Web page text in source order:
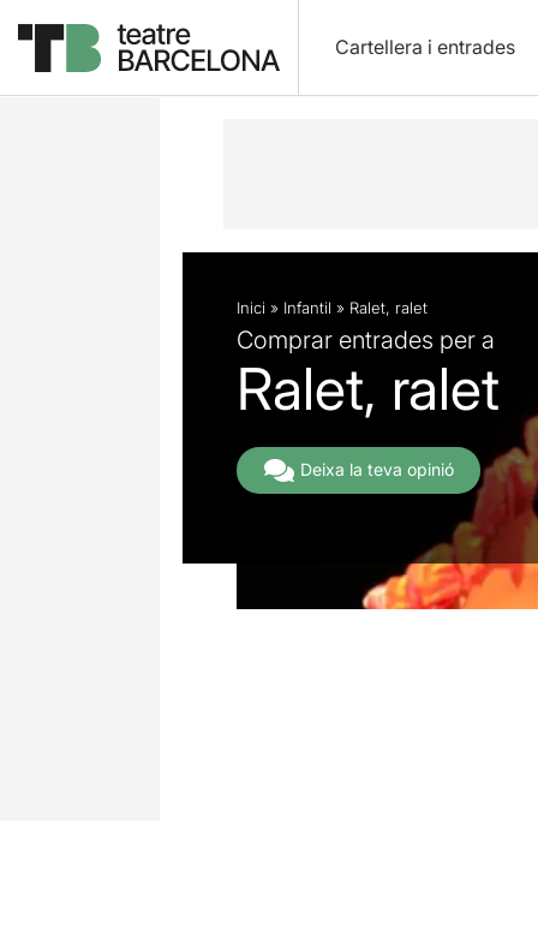
Cartellera i entrades
Descripció Fitxa artística Fotos i
Inici » Infantil » Ralet, ralet
Comprar entrades per a
Ralet, ralet
Deixa la teva opinió